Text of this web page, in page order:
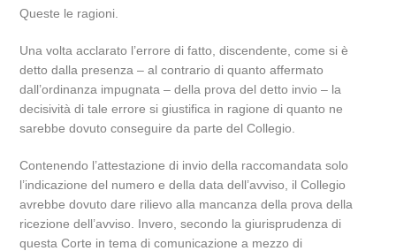
Queste le ragioni.
Una volta acclarato l’errore di fatto, discendente, come si è
detto dalla presenza – al contrario di quanto affermato
dall’ordinanza impugnata – della prova del detto invio – la
decisività di tale errore si giustifica in ragione di quanto ne
sarebbe dovuto conseguire da parte del Collegio.
Contenendo l’attestazione di invio della raccomandata solo
l’indicazione del numero e della data dell’avviso, il Collegio
avrebbe dovuto dare rilievo alla mancanza della prova della
ricezione dell’avviso. Invero, secondo la giurisprudenza di
questa Corte in tema di comunicazione a mezzo di